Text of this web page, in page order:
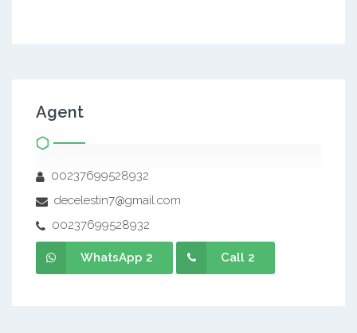
Agent
00237699528932
decelestin7@gmail.com
00237699528932
WhatsApp 2 Call 2